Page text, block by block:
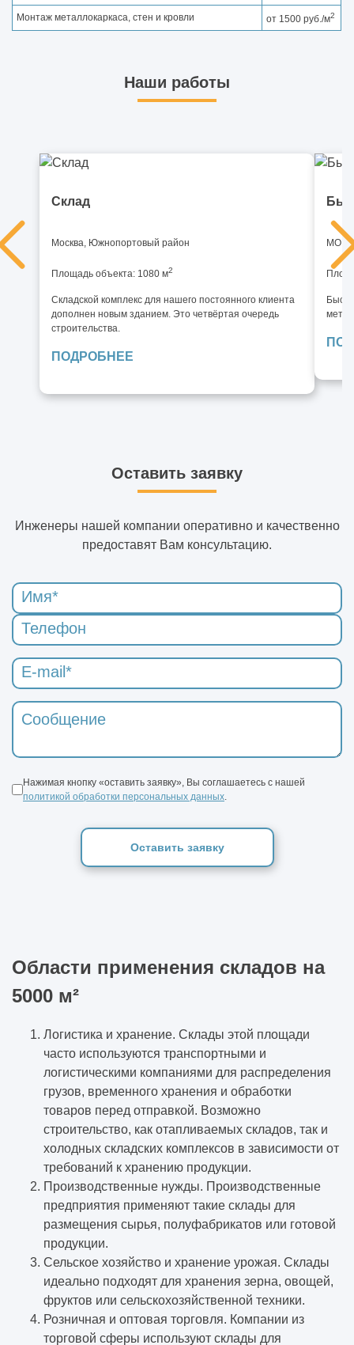
Монтаж металлокаркаса, стен и кровли от 1500 руб./м2
Наши работы
Склад
Москва, Южнопортовый район
Площадь объекта: 1080 м2
Складской комплекс для нашего постоянного клиента
дополнен новым зданием. Это четвёртая очередь
строительства.
ПОДРОБНЕЕ
МО,
Оставить заявку
Инженеры нашей компании оперативно и качественно
предоставят Вам консультацию.
Нажимая кнопку «оставить заявку», Вы соглашаетесь с нашей
политикой обработки персональных данных
Оставить заявку
Области применения складов на
5000 м²
Логистика и хранение. Склады этой площади
часто используются транспортными и
логистическими компаниями для распределения
грузов, временного хранения и обработки
товаров перед отправкой. Возможно
строительство, как отапливаемых складов, так и
холодных складских комплексов в зависимости от
требований к хранению продукции.
Производственные нужды. Производственные
предприятия применяют такие склады для
размещения сырья, полуфабрикатов или готовой
продукции.
Сельское хозяйство и хранение урожая. Склады
идеально подходят для хранения зерна, овощей,
фруктов или сельскохозяйственной техники.
Розничная и оптовая торговля. Компании из
торговой сферы используют склады для